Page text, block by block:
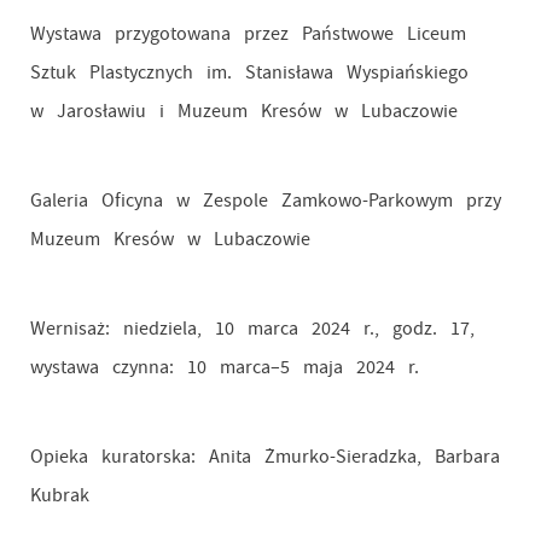
Wystawa przygotowana przez Państwowe Liceum
Sztuk Plastycznych im. Stanisława Wyspiańskiego
w Jarosławiu i Muzeum Kresów w Lubaczowie
Galeria Oficyna w Zespole Zamkowo-Parkowym przy
Muzeum Kresów w Lubaczowie
Wernisaż: niedziela, 10 marca 2024 r., godz. 17,
wystawa czynna: 10 marca–5 maja 2024 r.
Opieka kuratorska: Anita Żmurko-Sieradzka, Barbara
Kubrak